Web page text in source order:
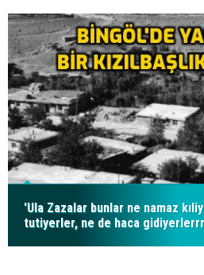
'Ula Zazalar bunlar ne namaz
tutiyerler, ne de haca